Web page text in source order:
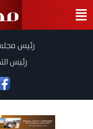
رئيس
رئيس